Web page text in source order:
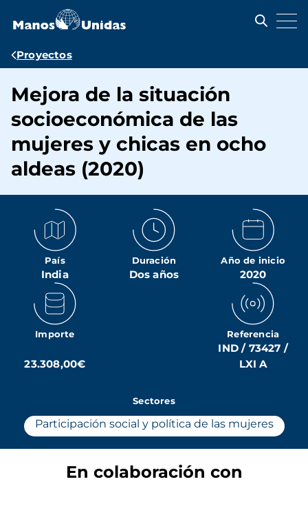
contenido
Ruta
navegación
Proyectos
Mejora de la situación
socioeconómica de las
mujeres y chicas en ocho
aldeas (2020)
País
India
Duración
Dos años
Año de inicio
2020
Importe
23.308,00€
Referencia
IND / 73427 /
LXI A
Sectores
Participación social y política de las mujeres
En colaboración con